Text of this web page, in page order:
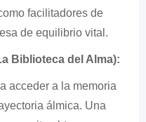
facilitadores de
de equilibrio vital.
Biblioteca del Alma):
acceder a la memoria
álmica. Una